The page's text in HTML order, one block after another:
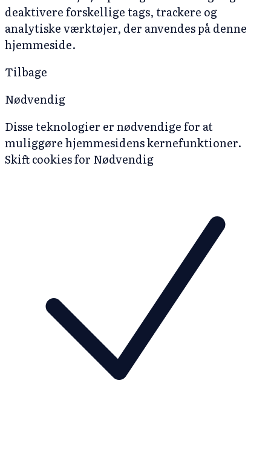
deaktivere forskellige tags, trackere og
analytiske værktøjer, der anvendes på denne
hjemmeside.
Tilbage
Nødvendig
Disse teknologier er nødvendige for at
muliggøre hjemmesidens kernefunktioner.
Skift cookies for Nødvendig